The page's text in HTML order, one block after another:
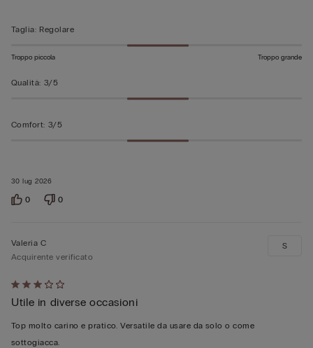
30 lug 2026
Taglia: Regolare
Troppo piccola Troppo grande
Qualità: 3/5
Comfort: 3/5
0 0
Valutato
3
su
5
Valeria C
Acquirente verificato
Utile in diverse occasioni
Top molto carino e pratico. Versatile da usare da solo o come
sottogiacca.
S